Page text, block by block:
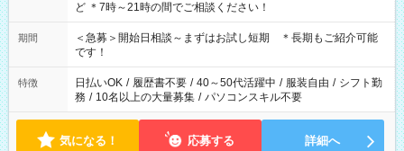
ど ＊7時～21時の間でご相談ください！
期間
＜急募＞開始日相談～まずはお試し短期 ＊長期もご紹介可能
です！
特徴 日払いOK / 履歴書不要 / 40～50代活躍中 / 服装自由 / シフト勤
務 / 10名以上の大量募集 / パソコンスキル不要
気になる！ 応募する 詳細へ